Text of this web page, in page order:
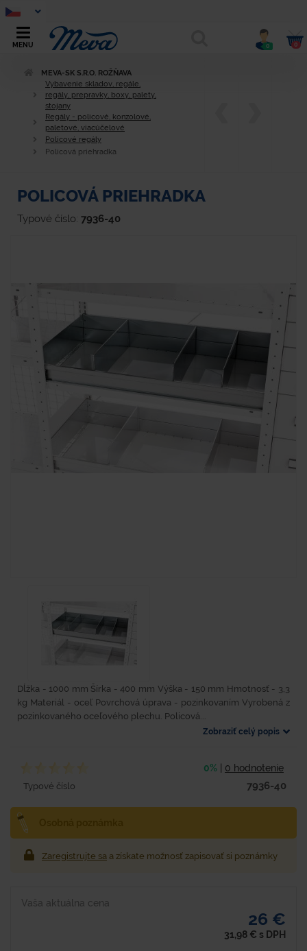
MENU 0 0
MEVA-SK S.R.O. ROŽŇAVA
Vybavenie skladov, regále,
regály, prepravky, boxy, palety,
stojany
Regály - policové, konzolové,
paletové, viacúčelové
Policové regály
Policová priehradka
POLICOVÁ PRIEHRADKA
Typové číslo: 7936-40
Dĺžka - 1000 mm Šírka - 400 mm Výška - 150 mm Hmotnosť - 3,3
kg Materiál - oceľ Povrchová úprava - pozinkovaním Vyrobená z
pozinkovaného oceľového plechu. Policová...
Zobraziť celý popis
0% 0 hodnotenie
Typové číslo 7936-40
Zaregistrujte sa a získate možnosť zapisovať si poznámky
Vaša aktuálna cena
26 €
31,98 € s DPH